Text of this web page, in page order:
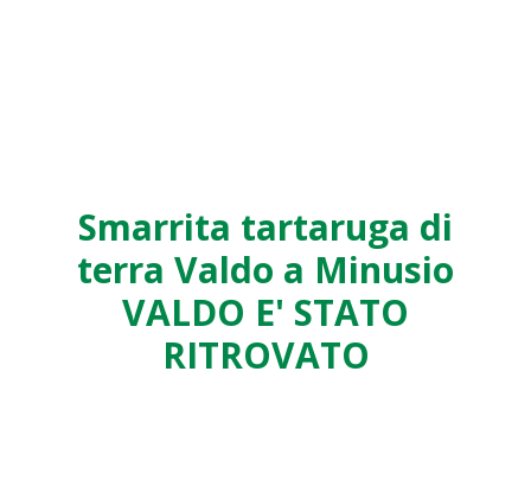
Smarrita tartaruga di
terra Valdo a Minusio
VALDO E' STATO
RITROVATO